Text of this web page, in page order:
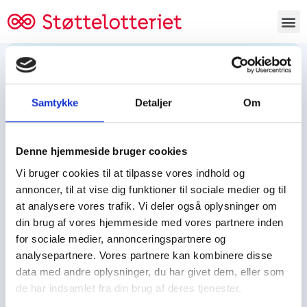
Samtykke Detaljer Om
Denne hjemmeside bruger cookies
Vi bruger cookies til at tilpasse vores indhold og
annoncer, til at vise dig funktioner til sociale medier og til
at analysere vores trafik. Vi deler også oplysninger om
din brug af vores hjemmeside med vores partnere inden
for sociale medier, annonceringspartnere og
analysepartnere. Vores partnere kan kombinere disse
data med andre oplysninger, du har givet dem, eller som
de har indsamlet fra din brug af deres tjenester.
Tjen penge og støt
Tjen penge til:
Spejdere/spejdergruppen/FDF’ere, m.fl.
Kontor
Tjenpengeogstoet.dk
Ejby Industrivej 91
DK – 2600 Glostrup
CVR: 19347508